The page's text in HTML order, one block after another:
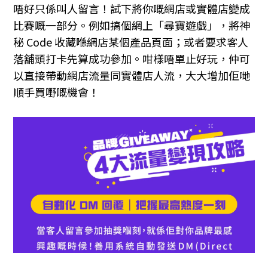
唔好只係叫人留言！試下將你嘅網店或實體店變成
比賽嘅一部分。例如搞個網上「尋寶遊戲」，將神
秘 Code 收藏喺網店某個產品頁面；或者要求客人
落舖頭打卡先算成功參加。咁樣唔單止好玩，仲可
以直接帶動網店流量同實體店人流，大大增加佢哋
順手買嘢嘅機會！